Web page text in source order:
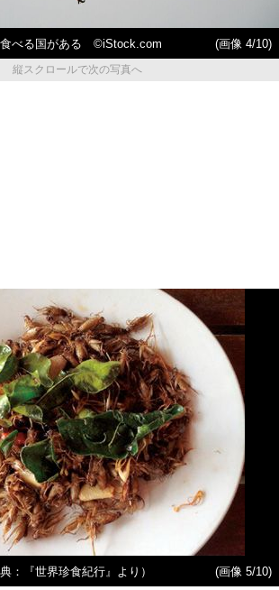
食べる国がある ©iStock.com
(画像 4/10)
縦スクロールで次の写真へ
：『世界珍食紀行』より） (画像 5/10)